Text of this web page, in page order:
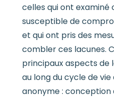
celles qui ont examiné
susceptible de
et qui ont pris des
combler ces lacunes.
principaux aspects
au long du cycle de
anonyme : conception